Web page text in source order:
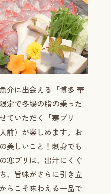
介に出会える「博多 華
定で冬場の脂の乗った
ていただく「寒ブリ
前）が楽しめます。お
美しいこと！刺身でも
寒ブリは、出汁にくぐ
、旨味がさらに引き立
らこそ味わえる一品で